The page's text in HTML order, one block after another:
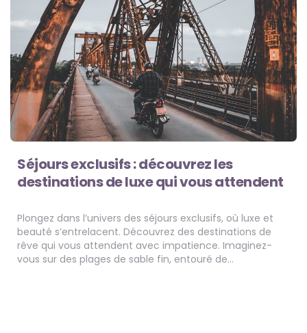
Séjours exclusifs : découvrez les
destinations de luxe qui vous attendent
Plongez dans l’univers des séjours exclusifs, où luxe et
beauté s’entrelacent. Découvrez des destinations de
rêve qui vous attendent avec impatience. Imaginez-
vous sur des plages de sable fin, entouré de…